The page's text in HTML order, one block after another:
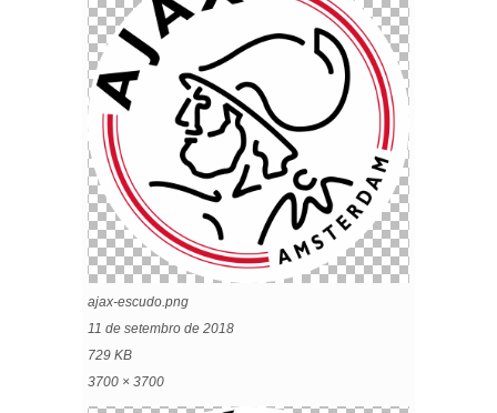
ajax-escudo.png
11 de setembro de 2018
729 KB
3700 × 3700